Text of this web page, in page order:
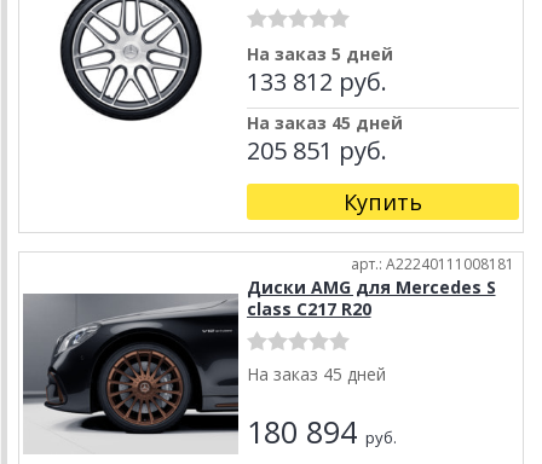
На заказ 5 дней
133 812 руб.
На заказ 45 дней
205 851 руб.
Купить
арт.: A22240111008181
Диски AMG для Mercedes S
class C217 R20
На заказ 45 дней
180 894 руб.